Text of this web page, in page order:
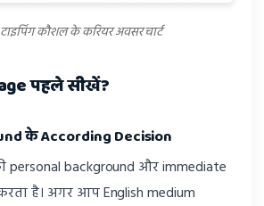
टाइपिंग कौशल के करियर अवसर चार्ट
पहले सीखें?
के According Decision
background और immediate
है। अगर आप English medium